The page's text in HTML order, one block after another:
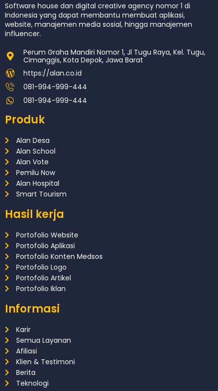
Software house dan digital creative agency nomor 1 di
Indonesia yang dapat membantu membuat aplikasi,
website, manajemen media sosial, hingga manajemen
influencer.
Perum Graha Mandiri Nomor 1, Jl Tugu Raya, Kel. Tugu,
Cimanggis, Kota Depok, Jawa Barat
https://alan.co.id
081-994-999-444
081-994-999-444
Produk
Alan Desa
Alan School
Alan Vote
Pemilu Now
Alan Hospital
Smart Tourism
Hasil kerja
Portofolio Website
Portofolio Aplikasi
Portofolio Konten Medsos
Portofolio Logo
Portofolio Artikel
Portofolio Iklan
Informasi
Karir
Semua Layanan
Afiliasi
Klien & Testimoni
Berita
Teknologi